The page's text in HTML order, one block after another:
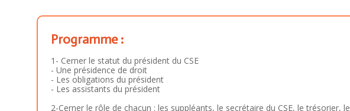
Programme :
1- Cerner le statut du président du CSE
- Une présidence de droit
- Les obligations du président
- Les assistants du président
2-Cerner le rôle de chacun : les suppléants, le secrétaire du CSE, le trésorier, le